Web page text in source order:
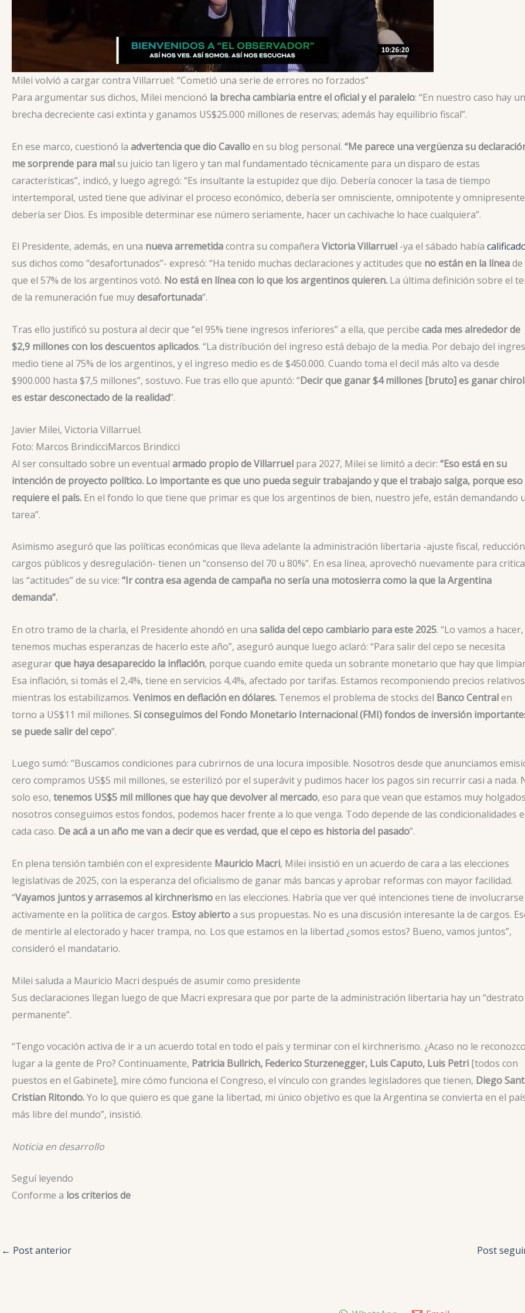
Milei volvió a cargar contra Villarruel: “Cometió una serie de errores no forzados”
Para argumentar sus dichos, Milei mencionó la brecha cambiaria entre el oficial y el paralelo: “En nuestro caso hay
brecha decreciente casi extinta y ganamos US$25.000 millones de reservas; además hay equilibrio fiscal”.
En ese marco, cuestionó la advertencia que dio Cavalloen su blog personal. “Me parece una vergüenza su
me sorprende para malsu juicio tan ligero y tan mal fundamentado técnicamente para un disparo de estas
características”, indicó, y luego agregó: “Es insultante la estupidez que dijo. Debería conocer la tasa de tiempo
intertemporal, usted tiene que adivinar el proceso económico, debería ser omnisciente, omnipotente y
debería ser Dios. Es imposible determinar ese número seriamente, hacer un cachivache lo hace cualquiera”.
El Presidente, además, en una nueva arremetidacontra su compañera Victoria Villarruel -ya el sábado había
sus dichos como “desafortunados”- expresó: “Ha tenido muchas declaraciones y actitudes que no están en la líneade
que el 57% de los argentinos votó. No está en línea con lo que los argentinos quieren. La última definición sobre el
de la remuneración fue muydesafortunada”.
Tras ello justificó su postura al decir que “el 95% tiene ingresos inferiores” a ella, que percibe cada mes alrededor de
$2,9 millones con los descuentos aplicados. “La distribución del ingreso está debajo de la media. Por debajo del
medio tiene al 75% de los argentinos, y el ingreso medio es de $450.000. Cuando toma el decil más alto va desde
$900.000 hasta $7,5 millones”, sostuvo. Fue tras ello que apuntó: “Decir que ganar $4 millones [bruto] es ganar
es estar desconectado de la realidad”.
Javier Milei, Victoria Villarruel.
Foto: Marcos BrindicciMarcos Brindicci
Al ser consultado sobre un eventual armado propio de Villarruel para 2027, Milei se limitó a decir: “Eso está en su
intención de proyecto político. Lo importante es que uno pueda seguir trabajando y que el trabajo salga, porque eso
requiere el país. En el fondo lo que tiene que primar es que los argentinos de bien, nuestro jefe, están demandando
tarea”.
Asimismo aseguró que las políticas económicas que lleva adelante la administración libertaria -ajuste fiscal,
cargos públicos y desregulación- tienen un “consenso del 70 u 80%”. En esa línea, aprovechó nuevamente para
las “actitudes” de su vice: “Ir contra esa agenda de campaña no sería una motosierra como la que la Argentina
demanda”.
En otro tramo de la charla, el Presidente ahondó en una salida del cepo cambiario para este 2025. “Lo vamos a hacer,
tenemos muchas esperanzas de hacerlo este año”, aseguró aunque luego aclaró: “Para salir del cepo se necesita
asegurarque haya desaparecido la inflación, porque cuando emite queda un sobrante monetario que hay que
Esa inflación, si tomás el 2,4%, tiene en servicios 4,4%, afectado por tarifas. Estamos recomponiendo precios relativos
mientras los estabilizamos. Venimos en deflación en dólares. Tenemos el problema de stocks del Banco Centralen
torno a US$11 mil millones. Si conseguimos del Fondo Monetario Internacional (FMI) fondos de inversión
se puede salir del cepo”.
Luego sumó: “Buscamos condiciones para cubrirnos de una locura imposible. Nosotros desde que anunciamos
cero compramos US$5 mil millones, se esterilizó por el superávit y pudimos hacer los pagos sin recurrir casi a nada.
solo eso, tenemos US$5 mil millones que hay que devolver al mercado, eso para que vean que estamos muy
nosotros conseguimos estos fondos, podemos hacer frente a lo que venga. Todo depende de las condicionalidades
cada caso. De acá a un año me van a decir que es verdad, que el cepo es historia del pasado”.
En plena tensión también con el expresidente Mauricio Macri, Milei insistió en un acuerdo de cara a las elecciones
legislativas de 2025, con la esperanza del oficialismo de ganar más bancas y aprobar reformas con mayor facilidad.
“Vayamos juntos y arrasemos al kirchnerismoen las elecciones. Habría que ver qué intenciones tiene de involucrarse
activamente en la política de cargos. Estoy abiertoa sus propuestas. No es una discusión interesante la de cargos.
de mentirle al electorado y hacer trampa, no. Los que estamos en la libertad ¿somos estos? Bueno, vamos juntos”,
consideró el mandatario.
Milei saluda a Mauricio Macri después de asumir como presidente
Sus declaraciones llegan luego de que Macri expresara que por parte de la administración libertaria hay un “destrato
permanente”.
“Tengo vocación activa de ir a un acuerdo total en todo el país y terminar con el kirchnerismo. ¿Acaso no le reconozco
lugar a la gente de Pro? Continuamente, Patricia Bullrich, Federico Sturzenegger, Luis Caputo, Luis Petri [todos con
puestos en el Gabinete], mire cómo funciona el Congreso, el vínculo con grandes legisladores que tienen, Diego
Cristian Ritondo.Yo lo que quiero es que gane la libertad, mi único objetivo es que la Argentina se convierta en el
más libre del mundo”, insistió.
Noticia en desarrollo
Seguí leyendo
Conforme a los criterios de
← Post anterior Post